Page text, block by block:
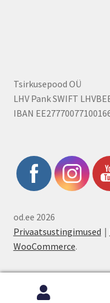
Tsirkusepood OÜ
LHV Pank SWIFT
IBAN
od.ee 2026
Privaatsustingimused
WooCommerce.